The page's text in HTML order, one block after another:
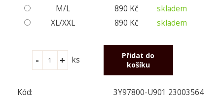
M/L
890 Kč
skladem
XL/XXL
890 Kč skladem
ks
Kód:
3Y97800-U901 23003564